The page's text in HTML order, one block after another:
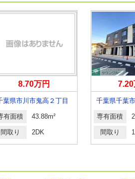
8.70万円
葉県市川市鬼高２丁目
有面積 43.88m²
間取り 2DK
7.20
専有面積
間取り